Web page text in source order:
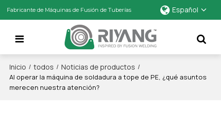
Fabricante de Máquinas de Fusión de Tuberías Español
Inicio / todos / Noticias de productos /
Al operar la máquina de soldadura a tope de PE, ¿qué asuntos
merecen nuestra atención?